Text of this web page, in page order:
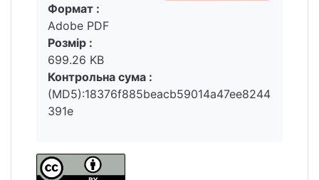
Вантажиться...
Формат :
Adobe PDF
Розмір :
699.26 KB
Контрольна сума :
(MD5):18376f885beacb59014a47ee8244
391e